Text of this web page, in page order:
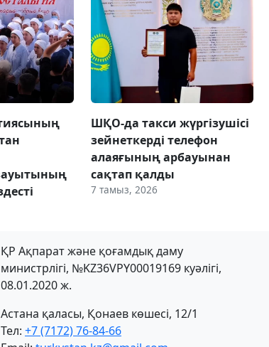
ШҚО-да такси жүргізушісі
зейнеткерді телефон
алаяғының арбауынан
сақтап қалды
7 тамыз, 2026
ҚР Ақпарат және қоғамдық даму
министрлігі, №KZ36VPY00019169 куәлігі,
08.01.2020 ж.
Астана қаласы, Қонаев көшесі, 12/1
Тел: +7 (7172) 76-84-66